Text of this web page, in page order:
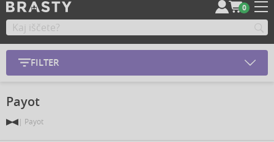
0
FILTER
Payot
Payot